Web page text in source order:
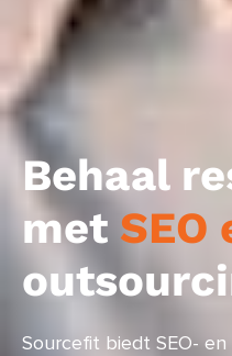
Behaal
met SEO
Sourcefit biedt SEO-